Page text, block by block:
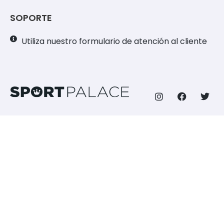
SOPORTE
Utiliza nuestro formulario de atención al cliente